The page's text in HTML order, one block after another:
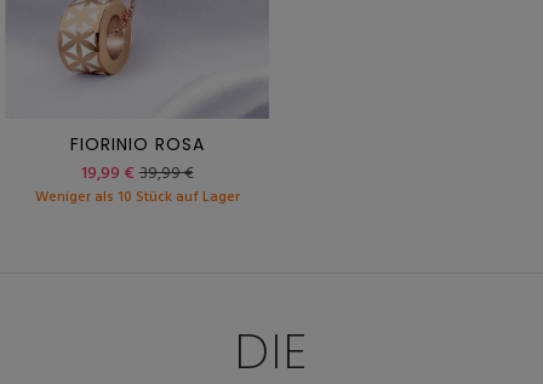
FIORINIO ROSA
19,99 €39,99 €
Weniger als 10 Stück auf Lager
DIE